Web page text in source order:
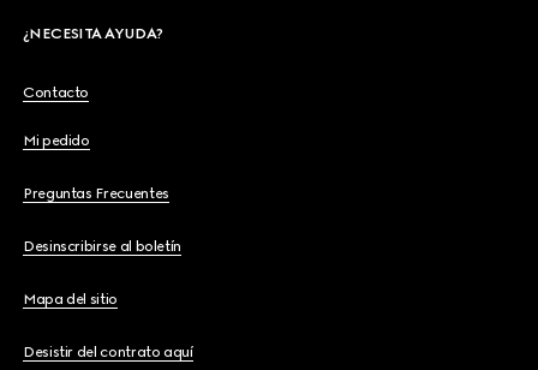
¿NECESITA AYUDA?
Contacto
Mi pedido
Preguntas Frecuentes
Desinscribirse al boletín
Mapa del sitio
Desistir del contrato aquí